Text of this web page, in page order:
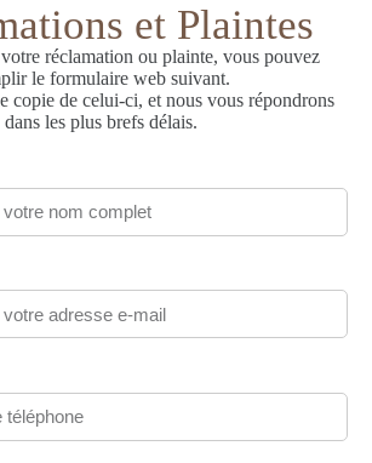
et Plaintes
réclamation ou plainte, vous pouvez
le formulaire web suivant.
copie de celui-ci, et nous vous répondrons
dans les plus brefs délais.